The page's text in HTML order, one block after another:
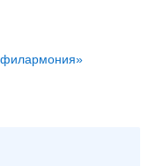
филармония»